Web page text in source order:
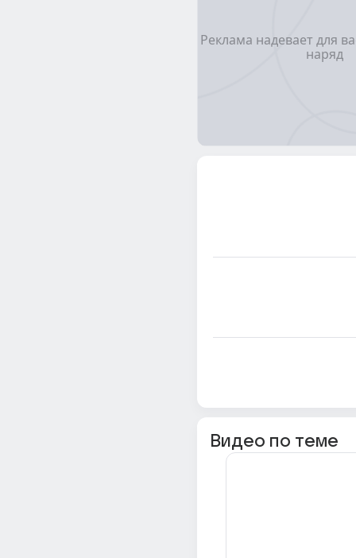
Видео по теме